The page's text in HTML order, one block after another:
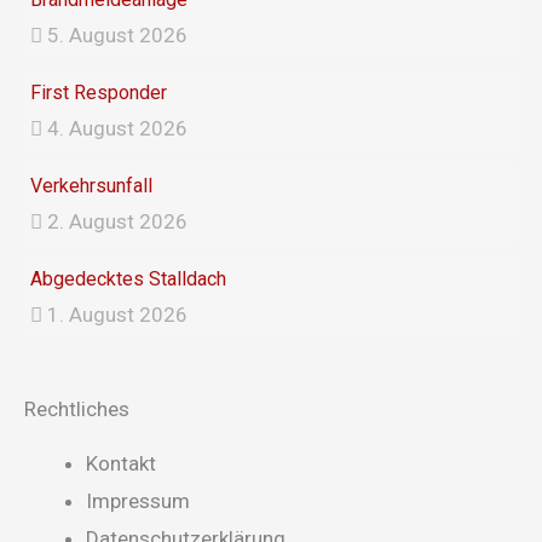
5. August 2026
First Responder
4. August 2026
Verkehrsunfall
2. August 2026
Abgedecktes Stalldach
1. August 2026
Rechtliches
Main
Menu
Kontakt
Impressum